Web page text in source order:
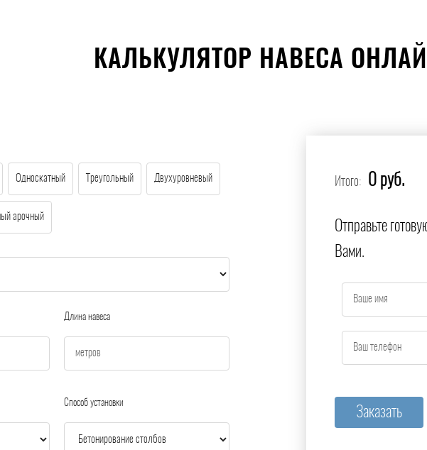
КАЛЬКУЛЯТОР НАВЕСА
Односкатный Треугольный Двухуровневый
арочный
Длина навеса
Способ установки
Итого: 0 руб.
Отправьте
Вами.